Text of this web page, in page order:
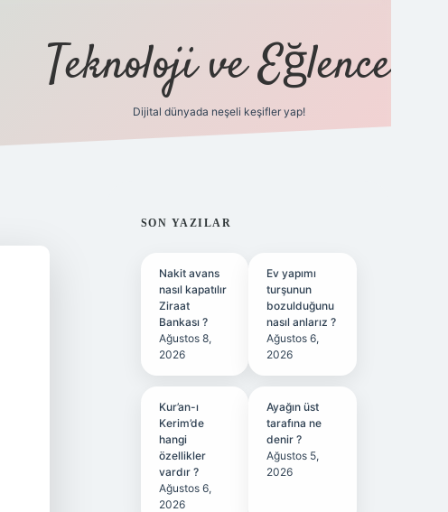
Teknoloji ve Eğlence
Dijital dünyada neşeli keşifler yap!
SIDEBAR
SON YAZILAR
Nakit avans
nasıl kapatılır
Ziraat
Bankası ?
Ağustos 8,
2026
Ev yapımı
turşunun
bozulduğunu
nasıl anlarız ?
Ağustos 6,
2026
Kur’an-ı
Kerim’de
hangi
özellikler
vardır ?
Ağustos 6,
2026
Ayağın üst
tarafına ne
denir ?
Ağustos 5,
2026